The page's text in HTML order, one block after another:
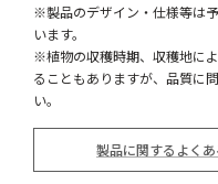
※製品のデザイン・仕様等は
います。
※植物の収穫時期、収穫地に
ることもありますが、品質に
い。
製品に関するよく